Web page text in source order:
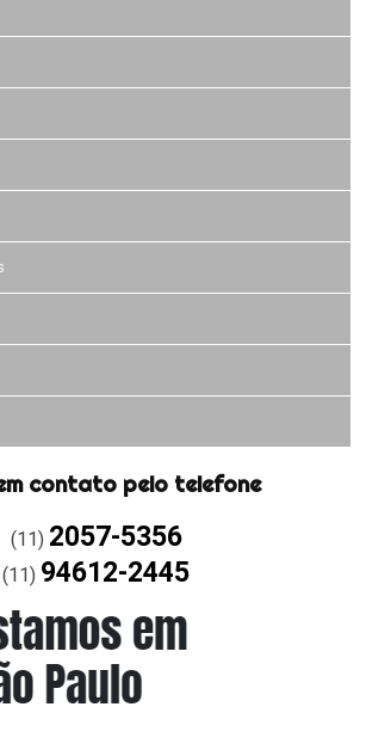
contato pelo telefone
(11) 2057-5356
(11) 94612-2445